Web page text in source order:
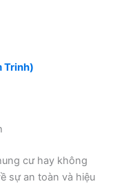
Trinh)
cư hay không
sự an toàn và hiệu